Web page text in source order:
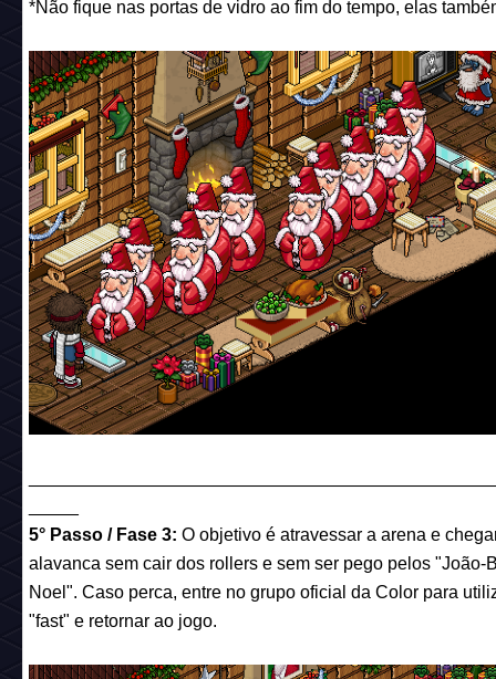
*Não fique nas portas de vidro ao fim do tempo, elas
5° Passo / Fase 3: O objetivo é atravessar a arena e
alavanca sem cair dos rollers e sem ser pego pelos "João-
Noel". Caso perca, entre no grupo oficial da Color para
"fast" e retornar ao jogo.